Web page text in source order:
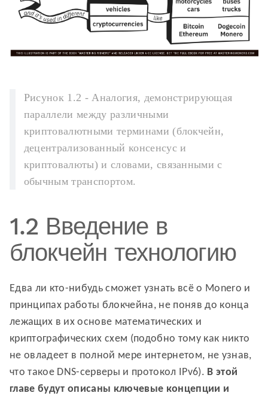
Рисунок 1.2 - Аналогия, демонстрирующая
параллели между различными
криптовалютными терминами (блокчейн,
децентрализованный консенсус и
криптовалюты) и словами, связанными с
обычным транспортом.
1.2 Введение в
блокчейн технологию
Едва ли кто-нибудь сможет узнать всё о Monero и
принципах работы блокчейна, не поняв до конца
лежащих в их основе математических и
криптографических схем (подобно тому как никто
не овладеет в полной мере интернетом, не узнав,
что такое DNS-серверы и протокол IPv6). В этой
главе будут описаны ключевые концепции и